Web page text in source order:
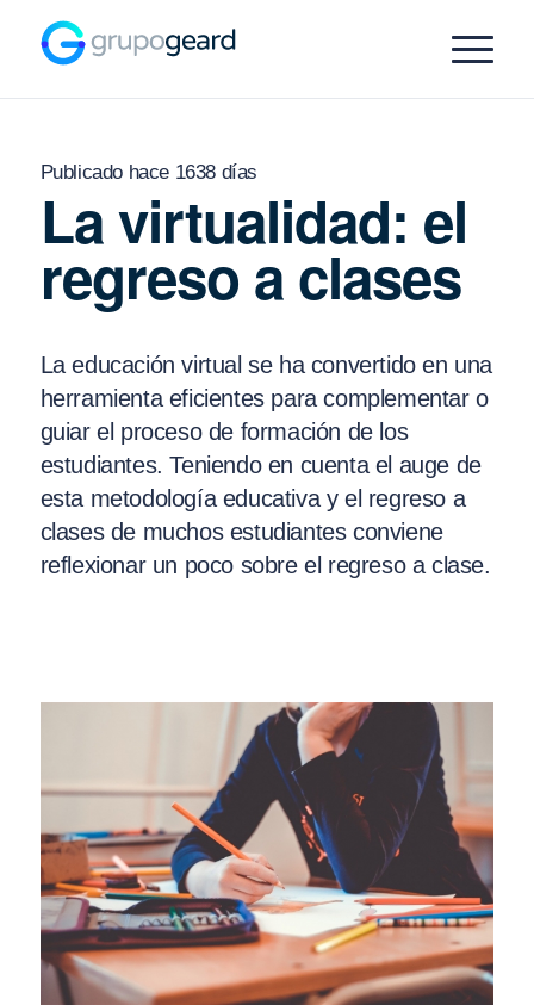
Publicado hace 1638 días
La virtualidad: el
regreso a clases
La educación virtual se ha convertido en una
herramienta eficientes para complementar o
guiar el proceso de formación de los
estudiantes. Teniendo en cuenta el auge de
esta metodología educativa y el regreso a
clases de muchos estudiantes conviene
reflexionar un poco sobre el regreso a clase.